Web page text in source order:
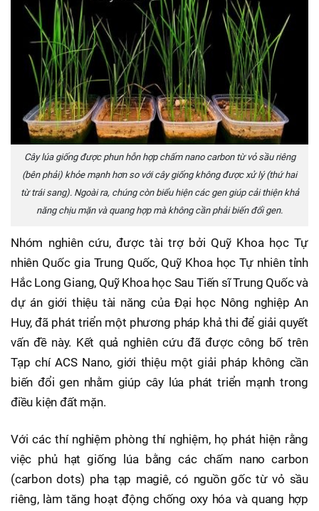
Cây lúa giống được phun hỗn hợp chấm nano carbon từ vỏ sầu riêng
(bên phải) khỏe mạnh hơn so với cây giống không được xử lý (thứ hai
từ trái sang). Ngoài ra, chúng còn biểu hiện các gen giúp cải thiện khả
năng chịu mặn và quang hợp mà không cần phải biến đổi gen.
Nhóm nghiên cứu, được tài trợ bởi Quỹ Khoa học Tự
nhiên Quốc gia Trung Quốc, Quỹ Khoa học Tự nhiên tỉnh
Hắc Long Giang, Quỹ Khoa học Sau Tiến sĩ Trung Quốc và
dự án giới thiệu tài năng của Đại học Nông nghiệp An
Huy, đã phát triển một phương pháp khả thi để giải quyết
vấn đề này. Kết quả nghiên cứu đã được công bố trên
Tạp chí ACS Nano, giới thiệu một giải pháp không cần
biến đổi gen nhằm giúp cây lúa phát triển mạnh trong
điều kiện đất mặn.
Với các thí nghiệm phòng thí nghiệm, họ phát hiện rằng
việc phủ hạt giống lúa bằng các chấm nano carbon
(carbon dots) pha tạp magiê, có nguồn gốc từ vỏ sầu
riêng, làm tăng hoạt động chống oxy hóa và quang hợp